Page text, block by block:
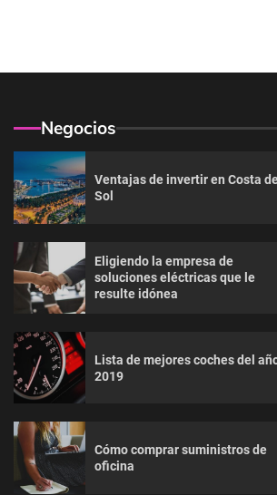
Negocios
Ventajas de invertir en Costa
Sol
Eligiendo la empresa de
soluciones eléctricas que le
resulte idónea
Lista de mejores coches del
2019
Cómo comprar suministros de
oficina